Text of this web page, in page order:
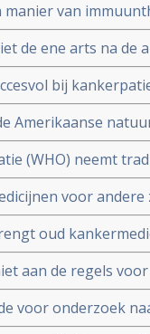
van
van kanker
de ene arts na de
welvaartsziekten
bij
4 Nederlandse
Amerikaanse
en dieet
Amerikaanse
(WHO) neemt
op in de
(ICD).
voor
effect bij kanker
oud
van DWDD met
aan de regels
voor onderzoek